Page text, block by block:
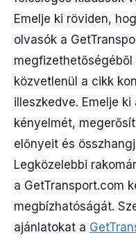
Emelje ki röviden,
olvasók a
közvetlenül a cikk
illeszkedve. Emelje
kényelmét,
előnyeit és
Legközelebbi
a GetTransport.com
megbízhatóságát.
ajánlatokat a